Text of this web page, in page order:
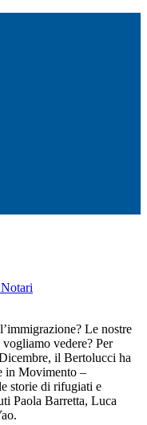
Le nostre
vedere? Per
il Bertolucci ha
in Movimento –
storie di rifugiati e
Paola Barretta, Luca